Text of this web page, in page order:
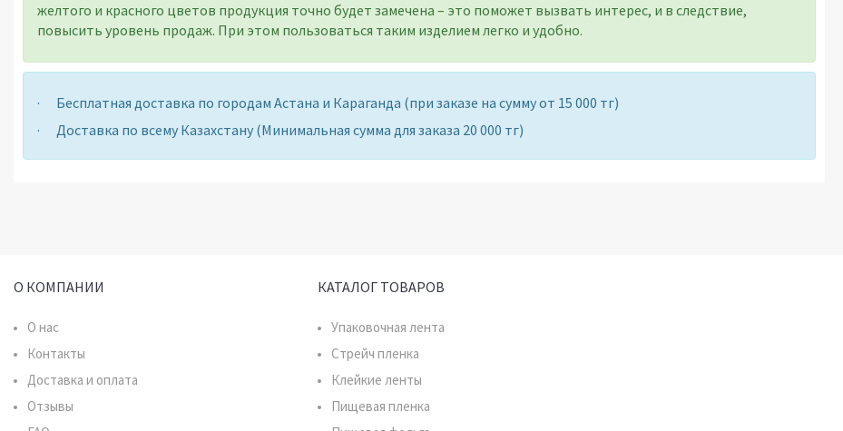
желтого и красного цветов продукция точно будет замечена – это поможет вызвать интерес, и в следствие,
повысить уровень продаж. При этом пользоваться таким изделием легко и удобно.
· Бесплатная доставка по городам Астана и Караганда (при заказе на сумму от 15 000 тг)
· Доставка по всему Казахстану (Минимальная сумма для заказа 20 000 тг)
О КОМПАНИИ
О нас
Контакты
Доставка и оплата
Отзывы
КАТАЛОГ ТОВАРОВ
Упаковочная лента
Стрейч пленка
Клейкие ленты
Пищевая пленка